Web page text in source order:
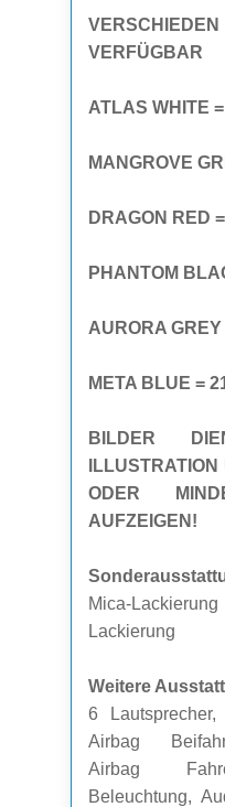
VERFÜGBAR
ATLAS WHITE
MANGROVE
DRAGON RED
PHANTOM
AURORA GREY
META BLUE =
BILDER
ODER
AUFZEIGEN!
Mica-
Lackierung
Weitere
6 Lautsprecher,
Airbag
Airbag
Beleuchtung,